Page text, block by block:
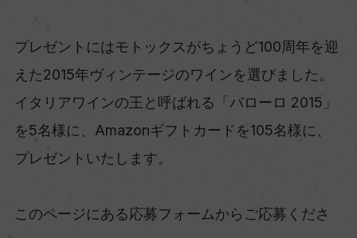
プレゼントにはモトックスがちょうど100周年を迎
えた2015年ヴィンテージのワインを選びました。
イタリアワインの王と呼ばれる「バローロ 2015」
を5名様に、Amazonギフトカードを105名様に、
プレゼントいたします。
このページにある応募フォームからご応募くださ